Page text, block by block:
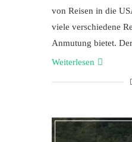
von Reisen in die
viele verschiedene
Anmutung bietet.
Weiterlesen